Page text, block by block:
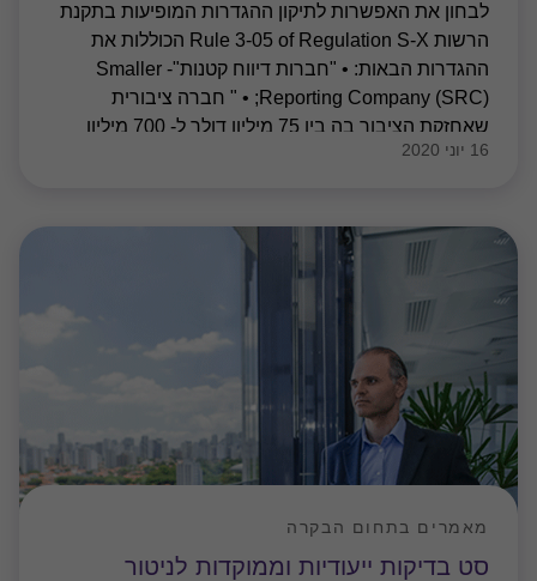
לבחון את האפשרות לתיקון ההגדרות המופיעות בתקנת
הרשות Rule 3-05 of Regulation S-X הכוללות את
ההגדרות הבאות: • "חברות דיווח קטנות"- Smaller
Reporting Company (SRC); • " חברה ציבורית
שאחזקת הציבור בה בין 75 מיליון דולר ל- 700 מיליון
Filers (NAF), להפחית עלויות ציות רגולטוריות תוך
שמירה על הגינות הולמת כלפי המשקיעים והקלה על כללי
גיוס הון.
16 יוני 2020
סט בדיקות ייעודיות וממוקדות לניטור
מאמרים בתחום הבקרה